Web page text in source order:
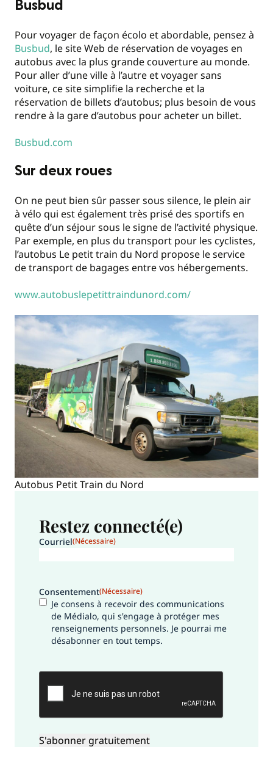
Busbud
Pour voyager de façon écolo et abordable, pensez à
Busbud, le site Web de réservation de voyages en
autobus avec la plus grande couverture au monde.
Pour aller d’une ville à l’autre et voyager sans
voiture, ce site simplifie la recherche et la
réservation de billets d’autobus; plus besoin de vous
rendre à la gare d’autobus pour acheter un billet.
Busbud.com
Sur deux roues
On ne peut bien sûr passer sous silence, le plein air
à vélo qui est également très prisé des sportifs en
quête d’un séjour sous le signe de l’activité physique.
Par exemple, en plus du transport pour les cyclistes,
l’autobus Le petit train du Nord propose le service
de transport de bagages entre vos hébergements.
www.autobuslepetittraindunord.com/
Autobus Petit Train du Nord
Restez connecté(e)
Courriel(Nécessaire)
Consentement(Nécessaire)
Je consens à recevoir des communications
de Médialo, qui s'engage à protéger mes
renseignements personnels. Je pourrai me
désabonner en tout temps.